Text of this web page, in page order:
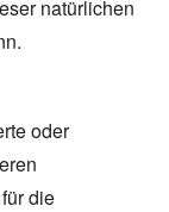
natürlichen
oder
die